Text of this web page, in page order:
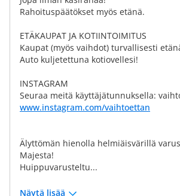
Rahoituspäätökset myös etänä.
ETÄKAUPAT JA KOTIINTOIMITUS
Kaupat (myös vaihdot) turvallisesti
Auto kuljetettuna kotiovellesi!
INSTAGRAM
Seuraa meitä käyttäjätunnuksella:
www.instagram.com/vaihtoettan
Älyttömän hienolla helmiäisvärillä
Majesta!
Huippuvarusteltu...
Näytä lisää